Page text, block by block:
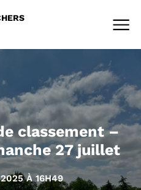
classement –
27 juillet
À 16H49